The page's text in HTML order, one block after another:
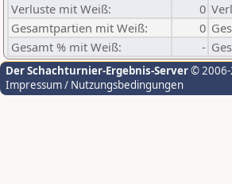
Verluste mit Weiß:
0
Gesamtpartien mit Weiß:
0
Gesamt % mit Weiß:
-
Der Schachturnier-Ergebnis-Server© 2006-
Impressum / Nutzungsbedingungen